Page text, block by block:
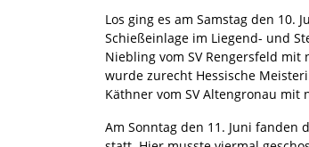
Los ging es am Samstag den
Schießeinlage im Liegend- und
Niebling vom SV Rengersfeld
wurde zurecht Hessische
Käthner vom SV Altengronau mit
Am Sonntag den 11. Juni fanden